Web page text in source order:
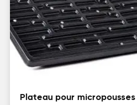
Plateau pour micropousses